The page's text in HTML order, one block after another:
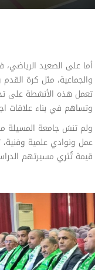
أما على الصعيد الرياضي،
والجماعية، مثل كرة
تعمل هذه الأنشطة على
وتساهم في بناء علاقات
ولم تنسَ جامعة المسيلة
عمل ونوادي علمية وفنية،
قيمة تُثري مسيرتهم